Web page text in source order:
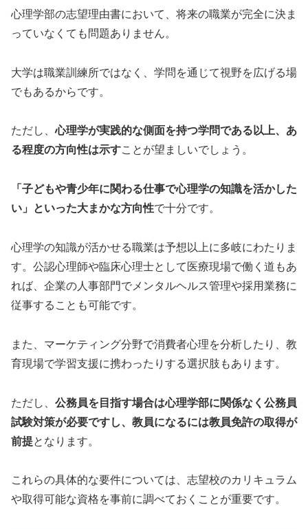
心理学部の志望理由書において、将来の職業が完全に決ま
っていなくても問題ありません。
大学は職業訓練所ではなく、学問を通じて視野を広げる場
でもあるからです。
ただし、心理学が実践的な側面を持つ学問である以上、あ
る程度の方向性は示すことが望ましいでしょう。
「子どもや青少年に関わる仕事で心理学の知識を活かした
い」といった大まかな方向性で十分です。
心理学の知識が活かせる職業は予想以上に多岐にわたりま
す。公認心理師や臨床心理士として医療現場で働く道もあ
れば、企業の人事部門でメンタルヘルス管理や採用業務に
従事することも可能です。
また、マーケティング分野で消費者心理を分析したり、教
育現場で学習支援に携わったりする選択肢もあります。
ただし、 公務員を目指す場合は心理学部に関係なく公務員
試験対策が必要ですし、教員になるには教員免許の取得が
前提となります。
これらの具体的な要件については、志望校のカリキュラム
や取得可能な資格を事前に調べておくことが重要です。